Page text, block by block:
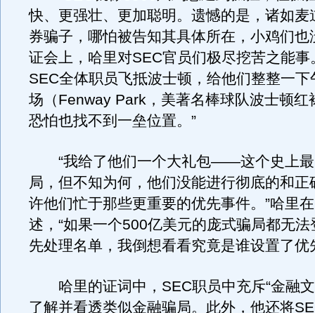
快、更强壮、更加聪明。遗憾的是，诸如麦
券骗子，哪怕被告知其具体所在，小鸡们也
证会上，哈里对SEC官员们极尽挖苦之能事
SEC全体职员飞抵波士顿，给他们整整一
场（Fenway Park，美著名棒球队波士顿红
恐怕也找不到一垒位置。”
“我给了他们一个大礼包——这个史上最
局，但不知为何，他们没能进行彻底的和正
许他们忙于那些更重要的优先事件。”哈里
述，“如果一个500亿美元的庞式骗局都无
先处理名单，我倒想看看究竟是谁设置了优
哈里的证词中，SEC职员中充斥“金融文
了解并看透类似金融骗局。此外，他还将